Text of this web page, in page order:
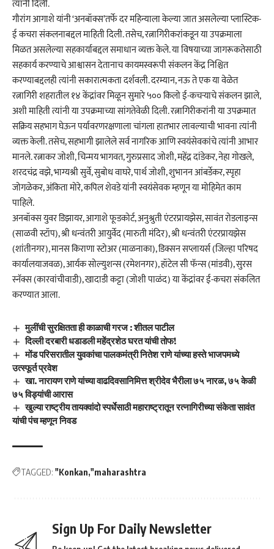
त्यांनी दिली.
गौरांग आगाशे यांनी ‘अनबॉक्स’तर्फे दर महिन्याला केल्या जात असलेल्या प्लास्टिक-
ई कचरा संकलनाबद्दल माहिती दिली. तसेच, रत्नागिरीकरांकडून या उपक्रमाला
मिळत असलेल्या सहकार्याबद्दल समाधान व्यक्त केले. या विषयाच्या जागरूकतेसाठी
सहकार्य करण्याचे आश्वासन देतानाच कायमस्वरूपी संकलन केंद्र निश्चित
करण्याबद्दलही त्यांनी सकारात्मकता दर्शवली. दरम्यान, नऊ ते एक या वेळेत
रत्नागिरी शहरातील १४ केंद्रांवर मिळून सुमारे ५०० किलो ई-कचऱ्याचे संकलन झाले,
अशी माहिती त्यांनी या उपक्रमाच्या सांगतेवेळी दिली. रत्नागिरीकरांनी या उपक्रमात
सक्रिय सहभाग घेऊन पर्यावरणरक्षणाला चांगला हातभार लावल्याची भावना त्यांनी
व्यक्त केली. तसेच, सहभागी झालेले सर्व नागरिक आणि स्वयंसेवकांचे त्यांनी आभार
मानले. रत्नाकर जोशी, चिन्मय भागवत, गुरुप्रसाद जोशी, महेंद्र दांडेकर, नेहा गोखले,
शरदचंद्र वझे, भाग्यश्री सुर्वे, सुबोध वाघरे, पार्थ जोशी, शुभानन आंबर्डेकर, स्पृहा
जोगळेकर, अंकिता मोरे, कपिल शेवडे यांनी स्वयंसेवक म्हणून या मोहिमेत काम
पाहिले.
अनबॉक्स युवर डिझायर, आगाशे फूडकोर्ट, अनुश्रुती एंटरप्रायझेस, सावंत रोडलाइन्स
(साळवी स्टॉप), श्री धन्वंतरी आयुर्वेद (मारुती मंदिर), श्री धन्वंतरी एंटरप्रायझेस
(शांतीनगर), मानस किराणा स्टोअर (माळनाका), डिक्सन सप्लायर्स (जिल्हा परिषद
कार्यालयाजवळ), आर्यक सोल्युशन्स (रमेशनगर), हॉटेल सी फॅन्स (मांडवी), सुरस
स्नॅक्स (कारवांचीवाडी), खादाडी कट्टा (जोशी पाळंद) या केंद्रांवर ई-कचरा संकलित
करण्यात आला.
मुलींची सुरक्षितता ही काळाची गरज : शीतल पाटील
दिल्ली दरबारी धडाडली महेंद्रशेठ घरत यांची तोफ!
मोंड परिसरातील युवकांचा पालकमंत्री नितेश राणे यांच्या हस्ते भाजपमध्ये
उत्स्फूर्त प्रवेश
खा. नारायण राणे यांच्या वाढदिवसानिमित्त श्रीदेव भैरीला ७५ नारळ, ७५ केळी
७५ विड्यांची आरास
खुल्या राष्ट्रीय तायक्वांदो स्पर्धेसाठी महाराष्ट्रातून रत्नागिरीच्या संकेता सावंत
यांची पंच म्हणून निवड
TAGGED: "Konkan "maharashtra
Sign Up For Daily Newsletter